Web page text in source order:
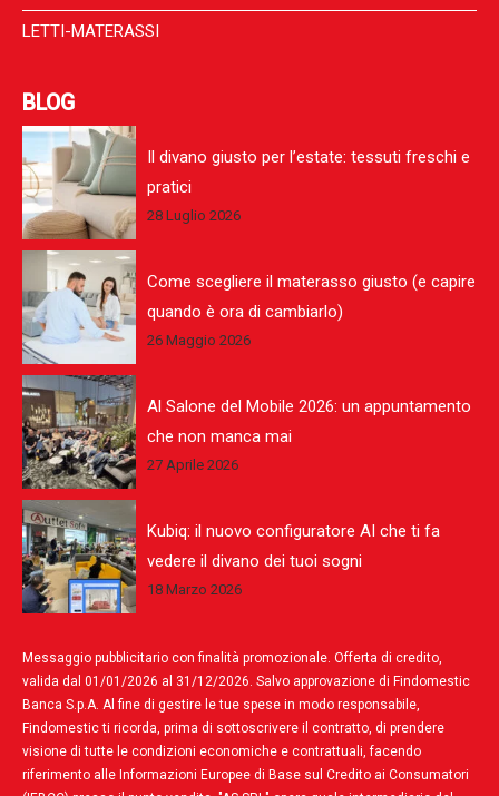
LETTI-MATERASSI
BLOG
Il divano giusto per l’estate: tessuti freschi e
pratici
28 Luglio 2026
Come scegliere il materasso giusto (e capire
quando è ora di cambiarlo)
26 Maggio 2026
Al Salone del Mobile 2026: un appuntamento
che non manca mai
27 Aprile 2026
Kubiq: il nuovo configuratore AI che ti fa
vedere il divano dei tuoi sogni
18 Marzo 2026
Messaggio pubblicitario con finalità promozionale. Offerta di credito,
valida dal 01/01/2026 al 31/12/2026. Salvo approvazione di Findomestic
Banca S.p.A. Al fine di gestire le tue spese in modo responsabile,
Findomestic ti ricorda, prima di sottoscrivere il contratto, di prendere
visione di tutte le condizioni economiche e contrattuali, facendo
riferimento alle Informazioni Europee di Base sul Credito ai Consumatori